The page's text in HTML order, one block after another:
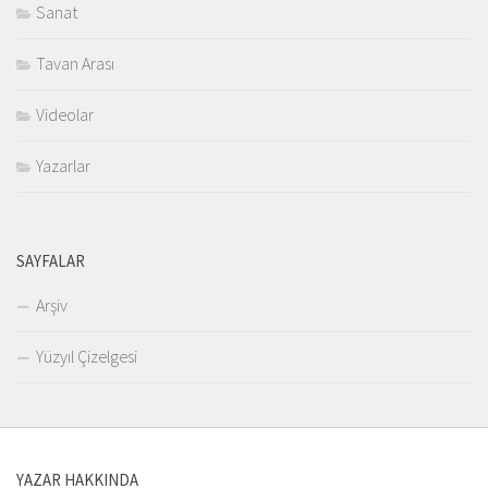
Sanat
Tavan Arası
Videolar
Yazarlar
SAYFALAR
Arşiv
Yüzyıl Çizelgesi
YAZAR HAKKINDA